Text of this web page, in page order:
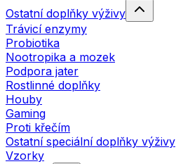
Ostatní doplňky výživy
Trávicí enzymy
Probiotika
Nootropika a mozek
Podpora jater
Rostlinné doplňky
Houby
Gaming
Proti křečím
Ostatní speciální doplňky výživy
Vzorky